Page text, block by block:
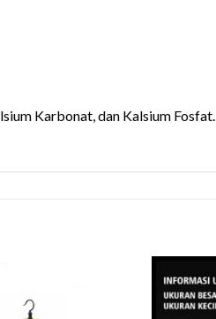
Karbonat, dan Kalsium Fosfat.